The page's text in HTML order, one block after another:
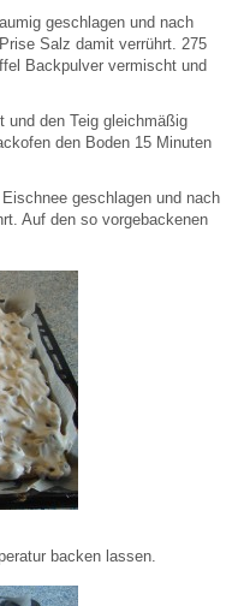
geschlagen und nach
Salz damit verrührt. 275
Backpulver vermischt und
den Teig gleichmäßig
den Boden 15 Minuten
geschlagen und nach
Auf den so vorgebackenen
backen lassen.